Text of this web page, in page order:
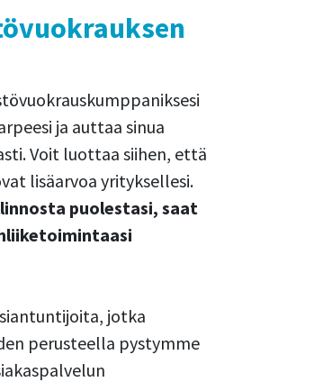
ja auttaa sinua
Voit luottaa siihen, että
lisäarvoa yrityksellesi.
puolestasi, saat
jotka
perusteella pystymme